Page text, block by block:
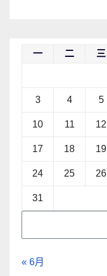
一 二 三
3 4 5
10 11 12
17 18 19
24 25 26
31
« 6月